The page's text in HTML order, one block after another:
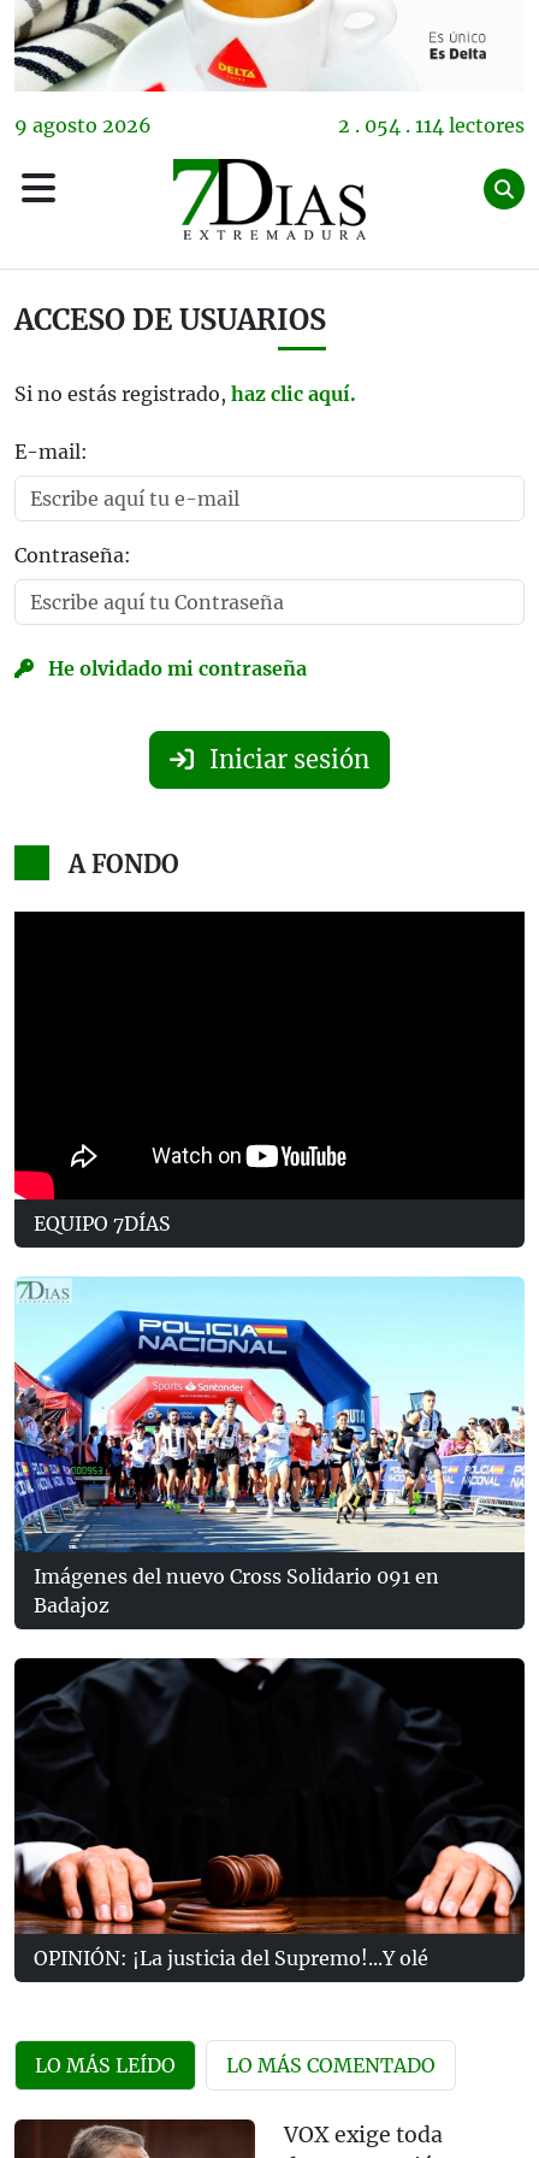
9 agosto 2026 2 . 054 . 114 lectores
ACCESO DE USUARIOS
Si no estás registrado, haz clic aquí.
E-mail:
Contraseña:
He olvidado mi contraseña
Iniciar sesión
A FONDO
EQUIPO 7DÍAS
Imágenes del nuevo Cross Solidario 091 en
Badajoz
OPINIÓN: ¡La justicia del Supremo!...Y olé
LO MÁS LEÍDO LO MÁS COMENTADO
VOX exige toda